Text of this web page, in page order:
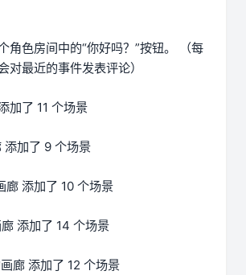
角色房间中的“你好吗？”按钮。 （每
对最近的事件发表评论）
加了 11 个场景
添加了 9 个场景
廊 添加了 10 个场景
添加了 14 个场景
廊 添加了 12 个场景